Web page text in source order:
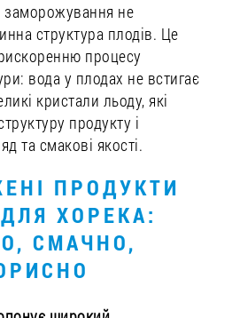
заморожування не
структура плодів. Це
процесу
вода у плодах не встигає
кристали льоду, які
продукту і
та смакові якості.
ПРОДУКТИ
ХОРЕКА:
СМАЧНО,